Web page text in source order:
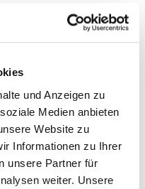
und Anzeigen zu
Medien anbieten
Website zu
Informationen zu Ihrer
unsere Partner für
weiter. Unsere
Durch cee erhielt ich
Traumjob und
Begleitung muss